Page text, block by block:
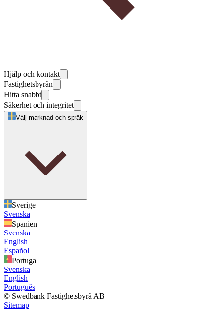
Hjälp och kontakt
Fastighetsbyrån
Hitta snabbt
Säkerhet och integritet
Välj marknad och språk
Sverige
Svenska
Spanien
Svenska
English
Español
Portugal
Svenska
English
Português
© Swedbank Fastighetsbyrå AB
Sitemap